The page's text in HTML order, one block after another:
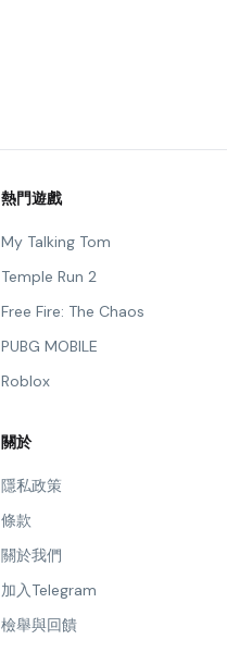
熱門遊戲
My Talking Tom
Temple Run 2
Free Fire: The Chaos
PUBG MOBILE
Roblox
關於
隱私政策
條款
關於我們
加入Telegram
檢舉與回饋